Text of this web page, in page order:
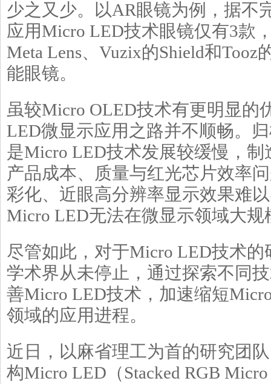
少之又少。以AR眼镜为例，据不
应用Micro LED技术眼镜仅有3款
Meta Lens、Vuzix的Shield和Tooz
能眼镜。
虽较Micro OLED技术有更明显的
LED微显示应用之路并不顺畅。
是Micro LED技术发展较缓慢，
产品成本、质量与红光芯片效率
彩化、近眼高分辨率显示效果难
Micro LED无法在微显示领域大规
尽管如此，对于Micro LED技术
学术界从未停止，通过探索不同
善Micro LED技术，加速缩短
领域的应用进程。
近日，以麻省理工为首的研究团
构Micro LED（Stacked RGB